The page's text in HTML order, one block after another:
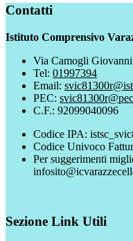
Contatti
Istituto Comprensivo
Via Camogli
Tel: 01997394
Email:
PEC:
C.F.: 92099040096
Codice IPA:
Codice Univoco
Per suggerimenti
Sezione Link Utili